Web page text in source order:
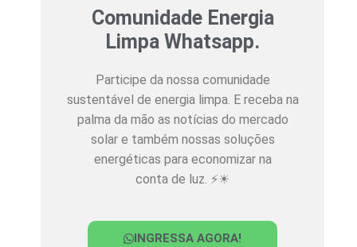
Comunidade Energia
Limpa Whatsapp.
Participe da nossa comunidade
sustentável de energia limpa. E receba na
palma da mão as notícias do mercado
solar e também nossas soluções
energéticas para economizar na
conta de luz. ⚡☀
INGRESSA AGORA!